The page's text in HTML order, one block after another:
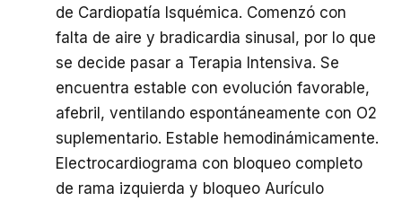
de Cardiopatía Isquémica. Comenzó con
falta de aire y bradicardia sinusal, por lo que
se decide pasar a Terapia Intensiva. Se
encuentra estable con evolución favorable,
afebril, ventilando espontáneamente con O2
suplementario. Estable hemodinámicamente.
Electrocardiograma con bloqueo completo
de rama izquierda y bloqueo Aurículo